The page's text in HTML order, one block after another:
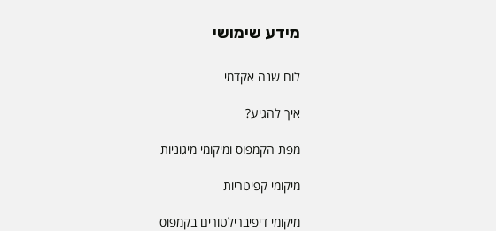
מידע שימושי
לוח שנה אקדמי
איך להגיע?
מפת הקמפוס ומיקומי מיגוניות
מיקומי קפיטריות
מיקומי דיפיברילטורים בקמפוס